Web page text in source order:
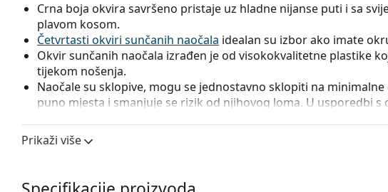
Crna boja okvira savršeno pristaje uz hladne nijanse puti i sa
plavom kosom.
Četvrtasti okviri sunčanih naočala idealan su izbor ako imate
Okvir sunčanih naočala izrađen je od visokokvalitetne plastike
tijekom nošenja.
Naočale su sklopive, mogu se jednostavno sklopiti na
puno mjesta i smanjuje se rizik od njihovog loma. U usporedbi s
Leće naočala
izobličuju boje.
Prikaži više